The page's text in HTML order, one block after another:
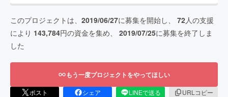
このプロジェクトは、 2019/06/27に募集を開始し、 72人の支援
により 143,784円の資金を集め、 2019/07/25に募集を終了しま
した
もう一度プロジェクトをやってほしい
ポスト シェア LINEで送る
URLコピー